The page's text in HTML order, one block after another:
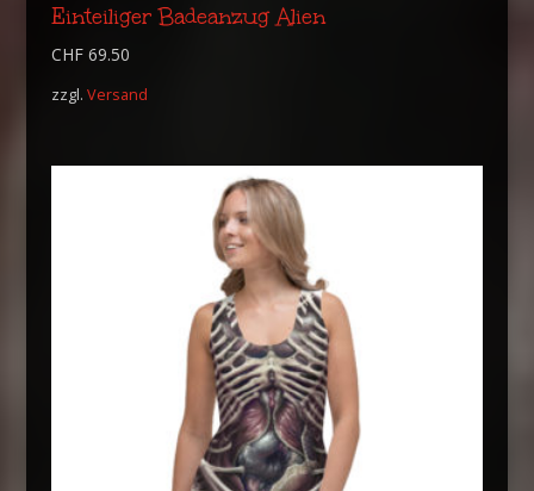
Einteiliger Badeanzug Alien
CHF69.50
zzgl. Versand